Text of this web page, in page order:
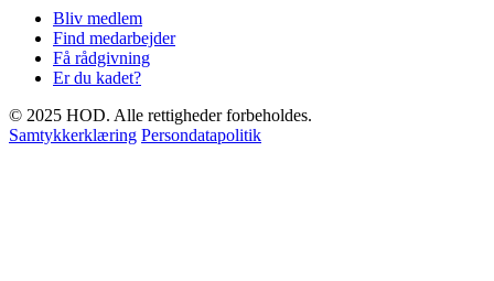
Bliv medlem
Find medarbejder
Få rådgivning
Er du kadet?
© 2025 HOD. Alle rettigheder forbeholdes.
Samtykkerklæring Persondatapolitik